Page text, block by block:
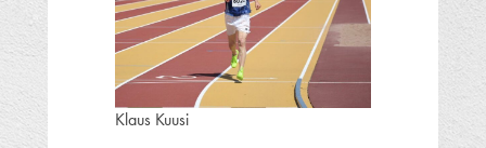
Klaus Kuusi